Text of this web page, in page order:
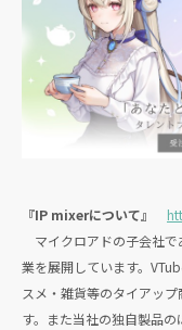
『IP mixerについて』
マイクロアドの子会社で
業を展開しています。
スメ・雑貨等のタイアッ
す。また当社の独自製品